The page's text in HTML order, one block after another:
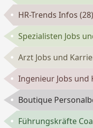
HR-Trends Infos(28)
Spezialisten Jobs
Arzt Jobs und
Ingenieur Jobs
Boutique
Führungskräfte